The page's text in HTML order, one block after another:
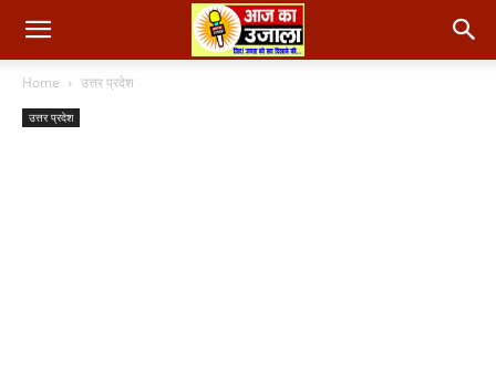
Home उत्तर प्रदेश
उत्तर प्रदेश